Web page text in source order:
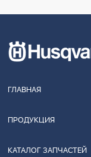
ГЛАВНАЯ
ПРОДУКЦИЯ
КАТАЛОГ ЗАПЧАСТЕЙ